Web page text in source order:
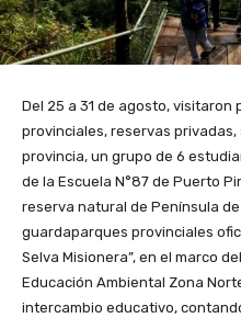
Del 25 a 31 de agosto, visitaron
provinciales, reservas
provincia, un grupo de 6
de la Escuela N°87 de Puerto
reserva natural de Península
guardaparques provinciales
Selva Misionera”, en el marco
Educación Ambiental Zona
intercambio educativo,